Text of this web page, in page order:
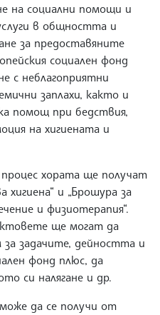
на социални помощи и
в общността и
за предоставяните
социален фонд
с неблагоприятни
заплахи, както и
помощ при бедствия,
на хигиената и
хората ще получат
хигиена“ и „Брошура за
и физиотерапия“.
ще могат да
задачите, дейността и
фонд плюс, да
си налягане и др.
да се получи от